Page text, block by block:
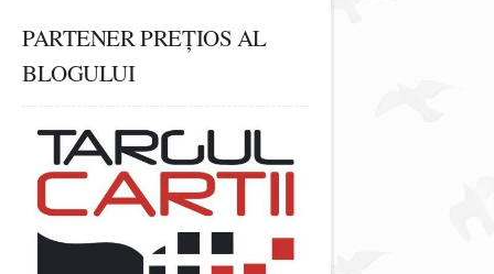
PARTENER PREȚIOS AL
BLOGULUI